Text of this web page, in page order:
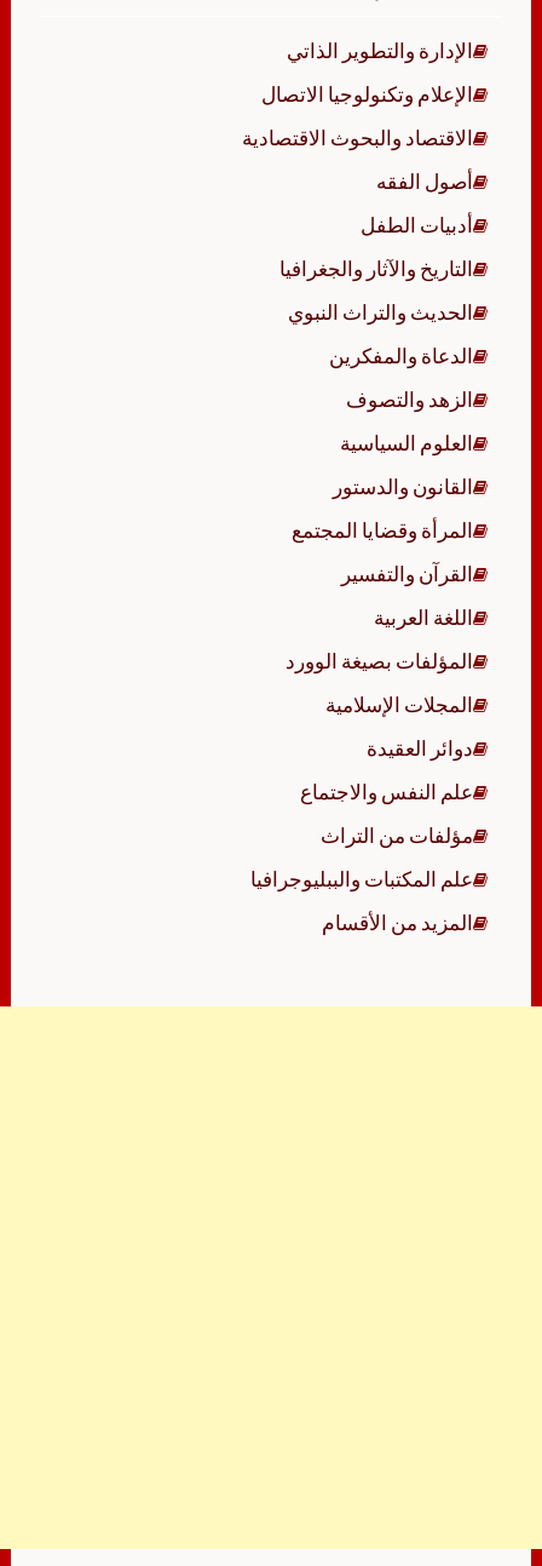
الإدارة والتطوير الذاتي
الإعلام وتكنولوجيا الاتصال
الاقتصاد والبحوث الاقتصادية
أصول الفقه
أدبيات الطفل
التاريخ والآثار والجغرافيا
الحديث والتراث النبوي
الدعاة والمفكرين
الزهد والتصوف
العلوم السياسية
القانون والدستور
المرأة وقضايا المجتمع
القرآن والتفسير
اللغة العربية
المؤلفات بصيغة الوورد
المجلات الإسلامية
دوائر العقيدة
علم النفس والاجتماع
مؤلفات من التراث
علم المكتبات والببليوجرافيا
المزيد من الأقسام